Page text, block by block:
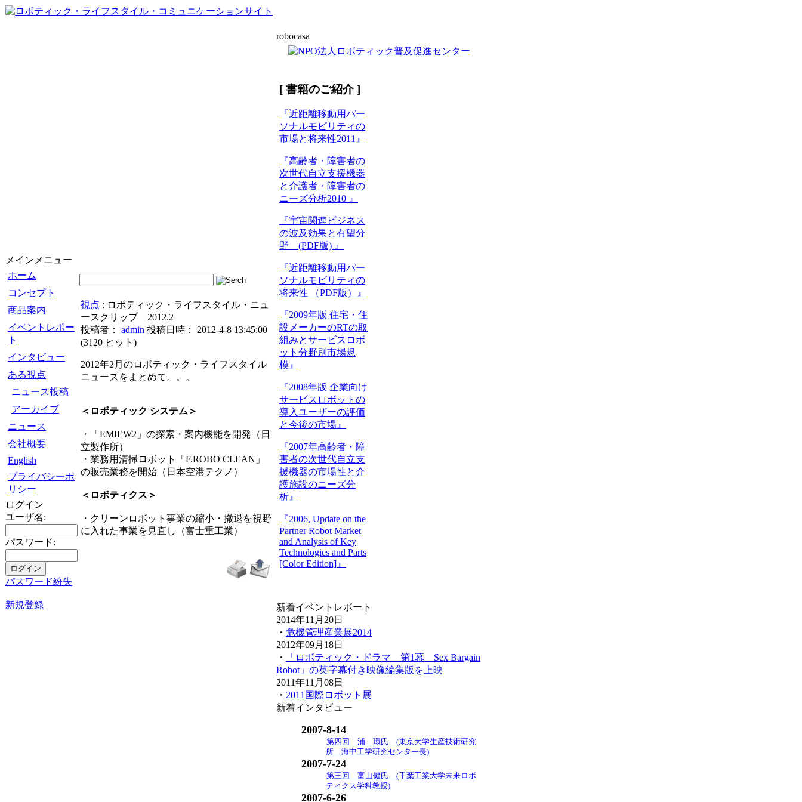
メインメニュー
ホーム
コンセプト
商品案内
イベントレポー
ト
インタビュー
ある視点
ニュース投稿
アーカイブ
ニュース
会社概要
English
プライバシーポ
リシー
ログイン
ユーザ名:
パスワード:
パスワード紛失
新規登録
視点 : ロボティック・ライフスタイル・ニュ
ースクリップ 2012.2
投稿者： admin 投稿日時： 2012-4-8 13:45:00
(3120 ヒット )
2012年2月のロボティック・ライフスタイル
ニュースをまとめて。。。
＜ロボティック システム＞
・「EMIEW2」の探索・案内機能を開発（日
立製作所）
・業務用清掃ロボット「F.ROBO CLEAN」
の販売業務を開始（日本空港テクノ）
＜ロボティクス＞
・クリーンロボット事業の縮小・撤退を視野
に入れた事業を見直し（富士重工業）
robocasa
[ 書籍のご紹介 ]
『近距離移動用パー
ソナルモビリティの
市場と将来性2011』
『高齢者・障害者の
次世代自立支援機器
と介護者・障害者の
ニーズ分析2010 』
『宇宙関連ビジネス
の波及効果と有望分
野 (PDF版) 』
『近距離移動用パー
ソナルモビリティの
将来性 （PDF版）』
『2009年版 住宅・住
設メーカーのRTの取
組みとサービスロボ
ット分野別市場規
模』
『2008年版 企業向け
サービスロボットの
導入ユーザーの評価
と今後の市場』
『2007年高齢者・障
害者の次世代自立支
援機器の市場性と介
護施設のニーズ分
析』
『2006, Update on the
Partner Robot Market
and Analysis of Key
Technologies and Parts
[Color Edition]』
新着イベントレポート
2014年11月20日
・ 危機管理産業展2014
2012年09月18日
・
「ロボティック・ドラマ 第1幕 Sex Bargain
Robot」の英字幕付き映像編集版を上映
2011年11月08日
・ 2011国際ロボット展
新着インタビュー
2007-8-14
第四回 浦 環氏 (東京大学生産技術研究
所 海中工学研究センター長)
2007-7-24
第三回 富山健氏 (千葉工業大学未来ロボ
ティクス学科教授)
2007-6-26